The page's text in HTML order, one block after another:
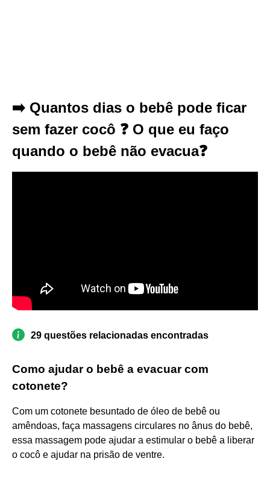
➡️ Quantos dias o bebê pode ficar
sem fazer cocô ❓ O que eu faço
quando o bebê não evacua❓
29 questões relacionadas encontradas
Como ajudar o bebê a evacuar com
cotonete?
Com um cotonete besuntado de óleo de bebê ou
amêndoas, faça massagens circulares no ânus do bebê,
essa massagem pode ajudar a estimular o bebê a liberar
o cocô e ajudar na prisão de ventre.